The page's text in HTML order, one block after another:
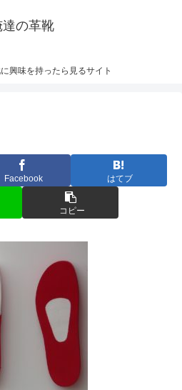
達の革靴
興味を持ったら見るサイト
Facebook はてブ
コピー